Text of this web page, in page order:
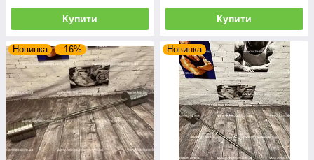
Купити Купити
Новинка –16% Новинка